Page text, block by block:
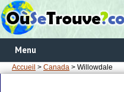
Menu
Accueil > Canada > Willowdale